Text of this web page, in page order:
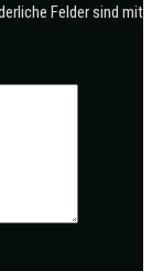
Felder sind mit